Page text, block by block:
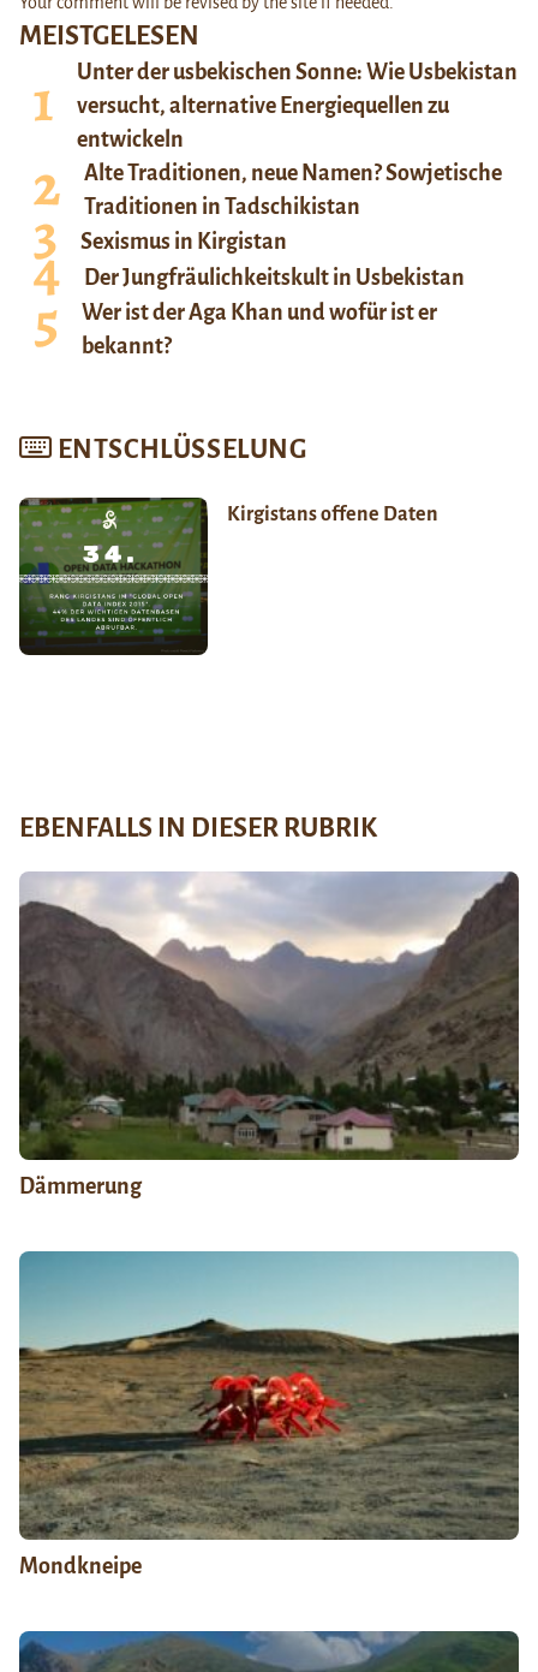
MEISTGELESEN
Unter der usbekischen Sonne: Wie Usbekistan
versucht, alternative Energiequellen zu
entwickeln
Alte Traditionen, neue Namen? Sowjetische
Traditionen in Tadschikistan
Sexismus in Kirgistan
Der Jungfräulichkeitskult in Usbekistan
Wer ist der Aga Khan und wofür ist er
bekannt?
ENTSCHLÜSSELUNG
Kirgistans offene Daten
EBENFALLS IN DIESER RUBRIK
Dämmerung
Mondkneipe